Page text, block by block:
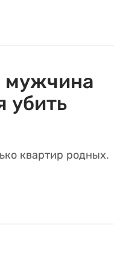
мужчина
убить
квартир родных.